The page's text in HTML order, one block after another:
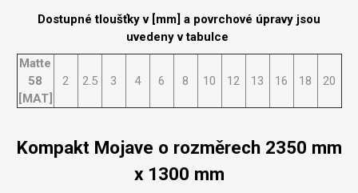
Dostupné tloušťky v [mm] a povrchové úpravy jsou
uvedeny v tabulce
Matte
58
[MAT]
2 2.5 3 4 6 8 10 12 13 16 18 20
Kompakt Mojave o rozměrech 2350 mm
x 1300 mm